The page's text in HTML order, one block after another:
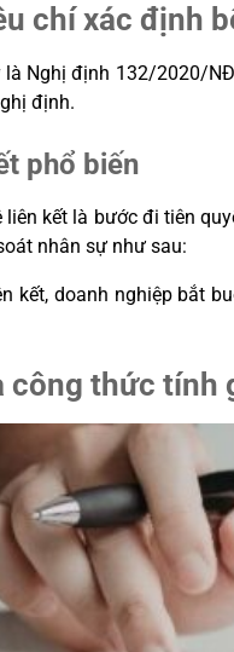
chí xác định
Nghị định 132/2020/
định.
phổ biến
kết là bước đi tiên
nhân sự như sau:
kết, doanh nghiệp bắt
công thức tính